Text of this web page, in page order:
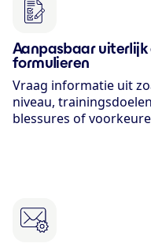
Aanpasbaar uiterlijk
formulieren
Vraag informatie uit
niveau,
blessures of